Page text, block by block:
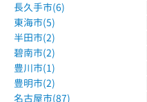
長久手市(6)
東海市(5)
半田市(2)
碧南市(2)
豊川市(1)
豊明市(2)
名古屋市(87)